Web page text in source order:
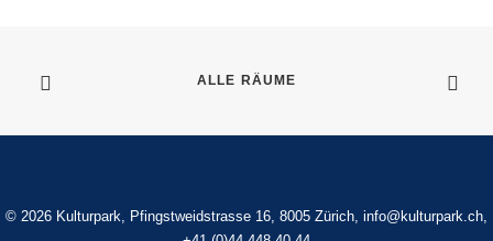
ALLE RÄUME
© 2026 Kulturpark, Pfingstweidstrasse 16, 8005 Zürich, info@kulturpark.ch,